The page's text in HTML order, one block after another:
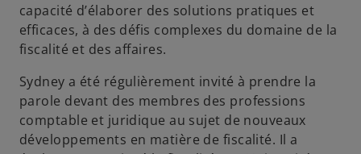
capacité d’élaborer des solutions pratiques et
efficaces, à des défis complexes du domaine de la
fiscalité et des affaires.
Sydney a été régulièrement invité à prendre la
parole devant des membres des professions
comptable et juridique au sujet de nouveaux
développements en matière de fiscalité. Il a